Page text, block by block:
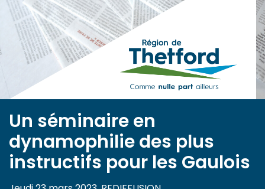
submenu (Documentation )
Un séminaire en
dynamophilie des plus
instructifs pour les Gaulois